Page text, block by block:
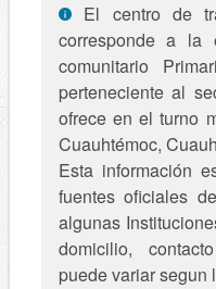
El centro de
corresponde a la
comunitario
perteneciente al
ofrece en el turno
Cuauhtémoc,
Esta información
fuentes oficiales
algunas
domicilio,
puede variar segun